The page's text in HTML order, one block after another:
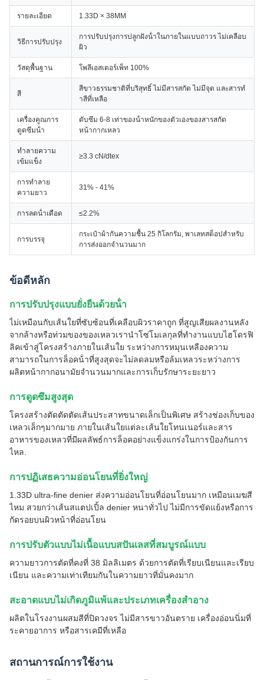
รายละเอียด 1.33D × 38MM
วิธีการปรับปรุง
การปรับปรุงการปลูกฝังน้ําในภายในแบบถาวร ไม่เคลือบ
ผิว
วัสดุพื้นฐาน โพลีเอสเตอร์เพ็ท 100%
สี
สีขาวธรรมชาติที่บริสุทธิ์ ไม่มีสารสกัด ไม่มีจุด และสารทํ
าสีที่เหลือ
เครื่องคูณการ
ดูดซึมน้ํา
ดับซึม 6-8 เท่าของน้ําหนักของตัวเองของสารสกัด
หน้ากากเหลว
ทําลายความ
เข้มแข็ง
≥3.3 cN/dtex
การทําลาย
ความยาว
31% - 41%
การลดน้ําเดือด ≤2.2%
การบรรจุ
กระเป๋าผ้ากันความชื้น 25 กิโลกรัม, พาเลทสต็อปสําหรับ
การส่งออกจํานวนมาก
ข้อดีหลัก
การปรับปรุงแบบยั่งยืนด้วยน้ํา
ไม่เหมือนกับเส้นใยที่ซับซ้อนที่เคลือบผิวราคาถูก ที่สูญเสียผลงานหลัง
จากล้างหรือท่วมของของเหลวเรานําโซ่โมเลกุลที่ทํางานแบบไฮโดรฟิ
ลิคเข้าสู่โครงสร้างภายในเส้นใย ระหว่างการหมุนเหลืองความ
สามารถในการล็อคน้ําที่สูงสุดจะไม่ลดลมหรือล้มเหลวระหว่างการ
ผลิตหน้ากากอนามัยจํานวนมากและการเก็บรักษาระยะยาว
การดูดซึมสูงสุด
โครงสร้างตัดตัดตัดเส้นประสาทขนาดเล็กเป็นพิเศษ สร้างช่องเก็บของ
เหลวเล็กๆมากมาย ภายในเส้นใยแต่ละเส้นใยโทนเนอร์และสาร
อาหารของเหลวที่มีผลลัพธ์การล็อคอย่างแข็งแกร่งในการป้องกันการ
ไหล.
การปฏิเสธความอ่อนโยนที่ยิ่งใหญ่
1.33D ultra-fine denier ส่งความอ่อนโยนที่อ่อนโยนมาก เหมือนเมฆสี
ไหม สวยกว่าเส้นสแตปเปิ้ล denier หนาทั่วไป ไม่มีการขัดแย้งหรือการ
กัดรอยบนผิวหน้าที่อ่อนโยน
การปรับตัวแบบไม่เนื้อแบบสปันเลสที่สมบูรณ์แบบ
ความยาวการตัดที่คงที่ 38 มิลลิเมตร ด้วยการตัดที่เรียบเนียนและเรียบ
เนียน และความเท่าเทียมกันในความยาวที่มั่นคงมาก
สะอาดแบบไม่เกิดภูมิแพ้และประเภทเครื่องสําอาง
ผลิตในโรงงานผสมสีที่ปิดวงจร ไม่มีสารขาวอันตราย เครื่องอ่อนนิ่มที่
ระคายอาการ หรือสารเคมีที่เหลือ
สถานการณ์การใช้งาน